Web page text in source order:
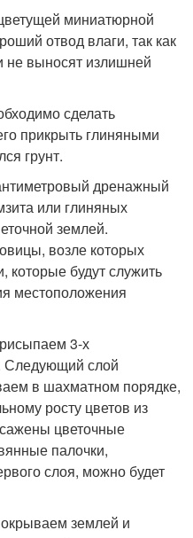
миниатюрной
отвод влаги, так как
не выносят излишней
сделать
прикрыть глиняными
грунт.
дренажный
или глиняных
землей.
возле которых
которые будут служить
местоположения
3-х
Следующий слой
в шахматном порядке,
росту цветов из
цветочные
палочки,
слоя, можно будет
землей и